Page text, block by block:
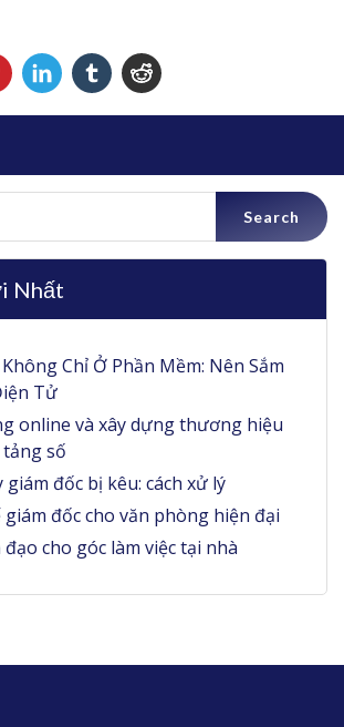
Nhất
Chỉ Ở Phần Mềm: Nên Sắm
Tử
online và xây dựng thương hiệu
số
giám đốc bị kêu: cách xử lý
đốc cho văn phòng hiện đại
đạo cho góc làm việc tại nhà